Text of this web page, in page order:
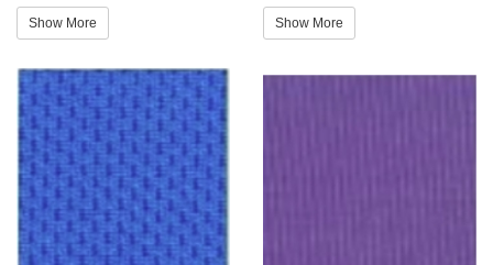
Show More Show More